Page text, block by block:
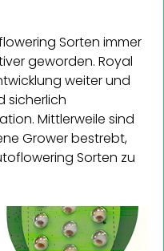
Sorten immer
geworden. Royal
weiter und
sicherlich
Mittlerweile sind
Grower bestrebt,
Sorten zu